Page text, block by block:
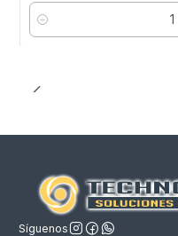
Cantidad
Síguenos